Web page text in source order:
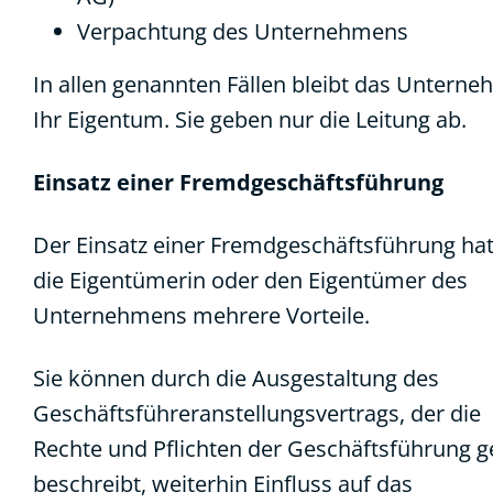
Verpachtung des Unternehmens
In allen genannten Fällen bleibt das
Ihr Eigentum. Sie geben nur die Leitung ab.
Einsatz einer Fremdgeschäftsführung
Der Einsatz einer Fremdgeschäftsführung
die Eigentümerin oder den Eigentümer des
Unternehmens mehrere Vorteile.
Sie können durch die Ausgestaltung des
Geschäftsführeranstellungsvertrags, der die
Rechte und Pflichten der Geschäftsführung
beschreibt, weiterhin Einfluss auf das